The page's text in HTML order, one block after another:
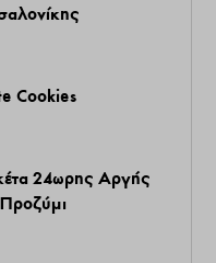
Cookies
24ωρης Αργής